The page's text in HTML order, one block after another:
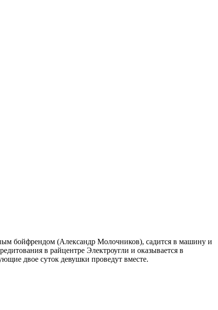
бойфрендом (Александр Молочников), садится в машину и
в райцентре Электроугли и оказывается в
двое суток девушки проведут вместе.